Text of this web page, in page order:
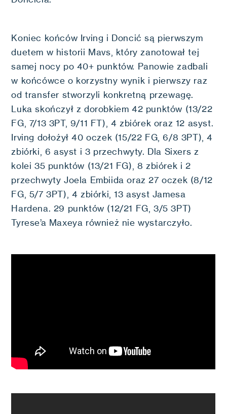
Koniec końców Irving i Doncić są pierwszym
duetem w historii Mavs, który zanotował tej
samej nocy po 40+ punktów. Panowie zadbali
w końcówce o korzystny wynik i pierwszy raz
od transfer stworzyli konkretną przewagę.
Luka skończył z dorobkiem 42 punktów (13/22
FG, 7/13 3PT, 9/11 FT), 4 zbiórek oraz 12 asyst.
Irving dołożył 40 oczek (15/22 FG, 6/8 3PT), 4
zbiórki, 6 asyst i 3 przechwyty. Dla Sixers z
kolei 35 punktów (13/21 FG), 8 zbiórek i 2
przechwyty Joela Embiida oraz 27 oczek (8/12
FG, 5/7 3PT), 4 zbiórki, 13 asyst Jamesa
Hardena. 29 punktów (12/21 FG, 3/5 3PT)
Tyrese’a Maxeya również nie wystarczyło.